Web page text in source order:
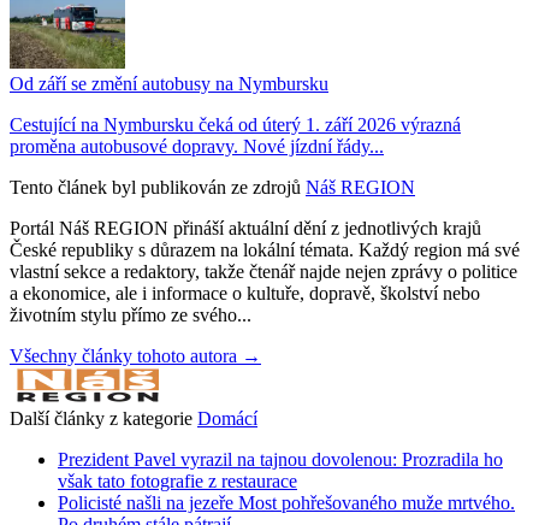
Od září se změní autobusy na Nymbursku
Cestující na Nymbursku čeká od úterý 1. září 2026 výrazná
proměna autobusové dopravy. Nové jízdní řády...
Tento článek byl publikován ze zdrojů Náš REGION
Portál Náš REGION přináší aktuální dění z jednotlivých krajů
České republiky s důrazem na lokální témata. Každý region má své
vlastní sekce a redaktory, takže čtenář najde nejen zprávy o politice
a ekonomice, ale i informace o kultuře, dopravě, školství nebo
životním stylu přímo ze svého...
Všechny články tohoto autora →
Další články z kategorie Domácí
Prezident Pavel vyrazil na tajnou dovolenou: Prozradila ho
však tato fotografie z restaurace
Policisté našli na jezeře Most pohřešovaného muže mrtvého.